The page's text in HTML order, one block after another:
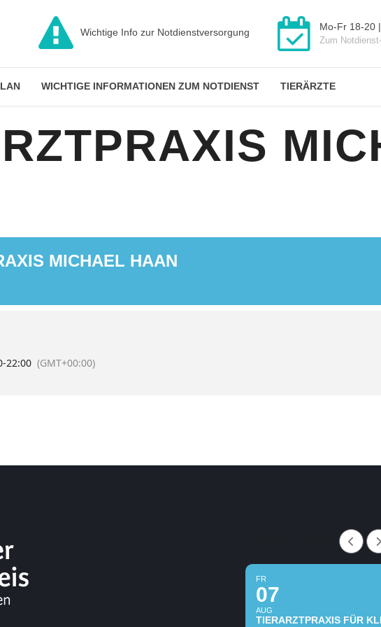
Wichtige Info zur Notdienstversorgung Mo-Fr 18-20
Zum
WICHTIGE INFORMATIONEN ZUM NOTDIENST TIERÄRZTE
MICHAEL HAAN
-22:00 (GMT+00:00)
FR
07
AUG
TIERARZTPRAXIS FÜR